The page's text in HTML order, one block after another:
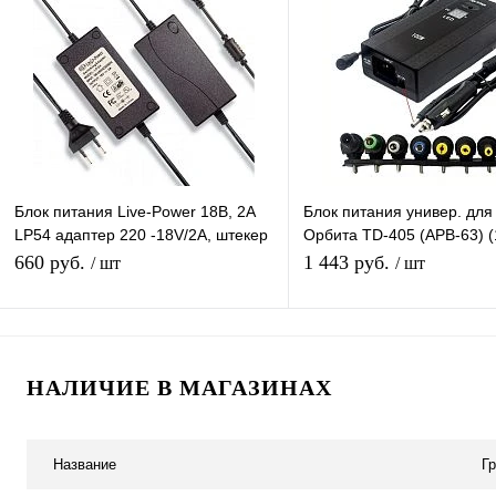
Купить в 1 клик К сравнению
В избранное В наличии
Купить в 1 клик К
В избранное В
Блок питания Live-Power 18В, 2A
LP54 адаптер 220 -18V/2A, штекер
5.5*2,5 мм
660 руб. / шт
Блок питания универ. для
Орбита TD-405 (APB-63)
разъёма, ЗУ авто)/40
1 443 руб. / шт
НАЛИЧИЕ В МАГАЗИНАХ
Название